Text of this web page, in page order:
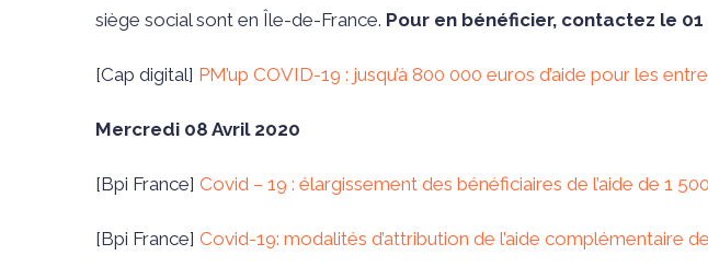
siège social sont en Île-de-France. Pour en bénéficier, contactez le
[Cap digital] PM’up COVID-19 : jusqu’à 800 000 euros d’aide pour les
Mercredi 08 Avril 2020
[Bpi France] Covid – 19 : élargissement des bénéficiaires de l’aide de 1
[Bpi France] Covid-19: modalités d’attribution de l’aide complémentaire